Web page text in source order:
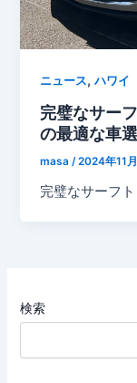
ニュース,ハワイ
完璧なサー
の最適な車
masa /2024年11
完璧なサーフ
検索